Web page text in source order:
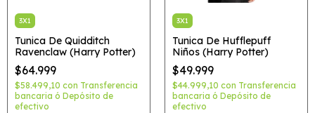
3X1
Tunica De Quidditch
Ravenclaw (Harry Potter)
$64.999
$58.499,10 con Transferencia
bancaria ó Depósito de
efectivo
3X1
Tunica De Hufflepuff
Niños (Harry Potter)
$49.999
$44.999,10 con Transferencia
bancaria ó Depósito de
efectivo